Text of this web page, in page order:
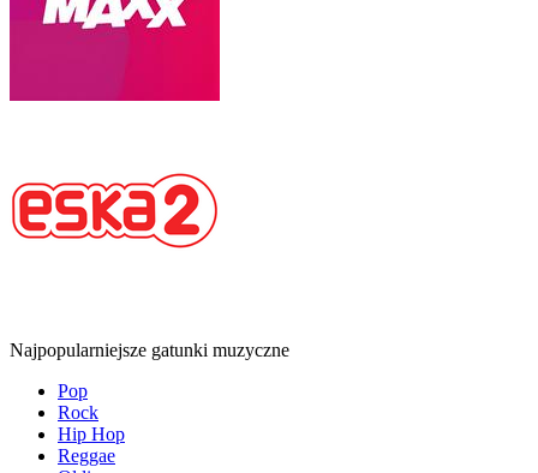
Najpopularniejsze gatunki muzyczne
Pop
Rock
Hip Hop
Reggae